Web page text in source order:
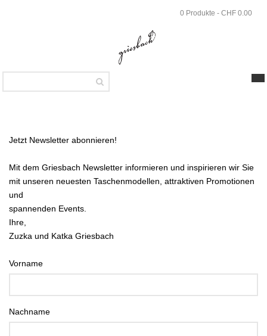
0 Produkte - CHF 0.00
Jetzt Newsletter abonnieren!
Mit dem Griesbach Newsletter informieren und inspirieren wir Sie
mit unseren neuesten Taschenmodellen, attraktiven Promotionen
und
spannenden Events.
Ihre,
Zuzka und Katka Griesbach
Vorname
Nachname